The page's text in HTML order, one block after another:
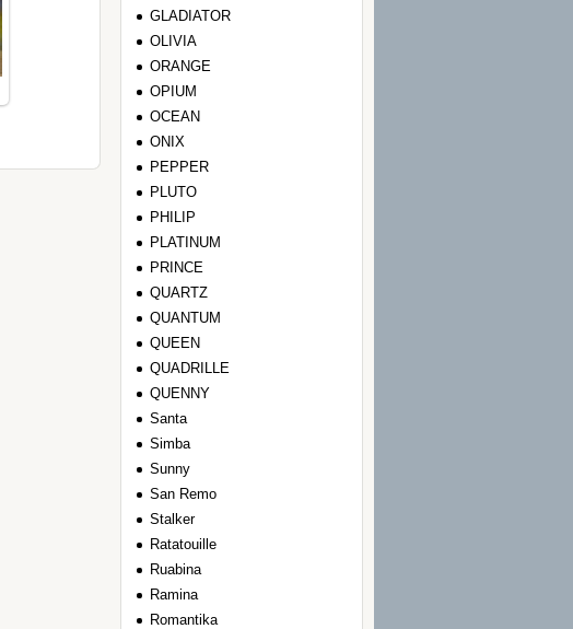
GLADIATOR
OLIVIA
ORANGE
OPIUM
OCEAN
ONIX
PEPPER
PLUTO
PHILIP
PLATINUM
PRINCE
QUARTZ
QUANTUM
QUEEN
QUADRILLE
QUENNY
Santa
Simba
Sunny
San Remo
Stalker
Ratatouille
Ruabina
Ramina
Romantika